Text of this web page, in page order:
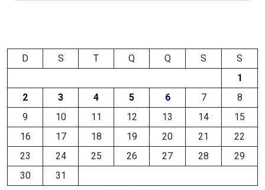
DESENVOLVIMENTO
RURAL
DIA
DAS
CRIANÇAS
D S T Q Q S
S
1
2
3 4 5 6 7
8
9
10 11 12 13 14
15
16
17 18 19 20 21
22
23
24 25 26 27 28
29
30
31